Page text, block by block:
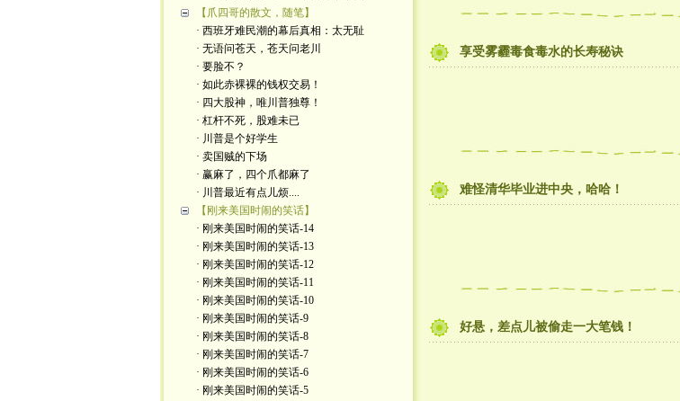
【爪四哥的散文，随笔】
· 西班牙难民潮的幕后真相：太无耻
· 无语问苍天，苍天问老川
· 要脸不？
· 如此赤裸裸的钱权交易！
· 四大股神，唯川普独尊！
· 杠杆不死，股难未已
· 川普是个好学生
· 卖国贼的下场
· 赢麻了，四个爪都麻了
· 川普最近有点儿烦....
【刚来美国时闹的笑话】
· 刚来美国时闹的笑话-14
· 刚来美国时闹的笑话-13
· 刚来美国时闹的笑话-12
· 刚来美国时闹的笑话-11
· 刚来美国时闹的笑话-10
· 刚来美国时闹的笑话-9
· 刚来美国时闹的笑话-8
· 刚来美国时闹的笑话-7
· 刚来美国时闹的笑话-6
· 刚来美国时闹的笑话-5
享受雾霾毒食毒水的长寿秘诀
难怪清华毕业进中央，哈哈！
好悬，差点儿被偷走一大笔钱！